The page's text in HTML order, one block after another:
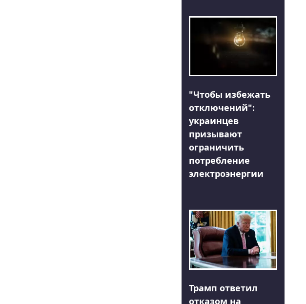
"Чтобы избежать
отключений":
украинцев
призывают
ограничить
потребление
электроэнергии
Трамп ответил
отказом на